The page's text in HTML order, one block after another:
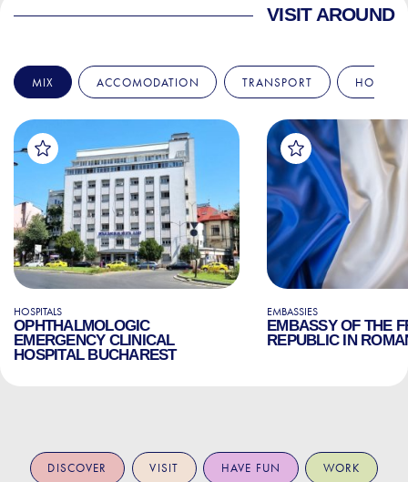
VISIT AROUND
MIX ACCOMODATION TRANSPORT
HOSPITALS
OPHTHALMOLOGIC
EMERGENCY CLINICAL
HOSPITAL BUCHAREST
EMBASSIES
EMBASSY OF THE
REPUBLIC IN
DISCOVER VISIT HAVE FUN WORK